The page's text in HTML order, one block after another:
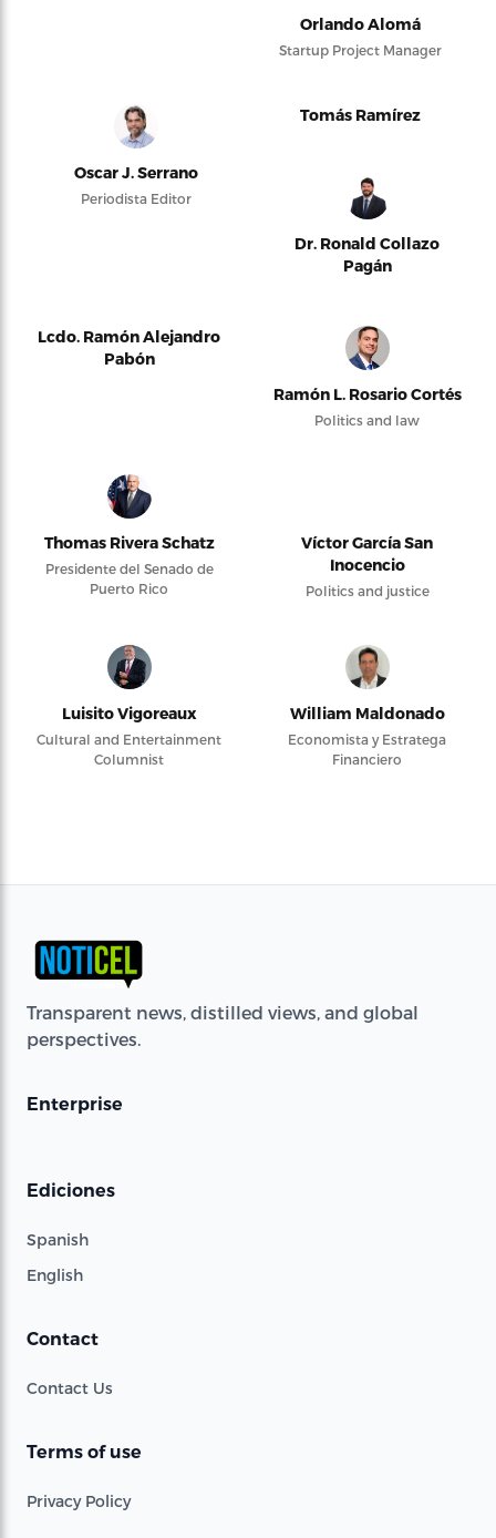
Orlando Alomá
Startup Project Manager
Oscar J. Serrano
Periodista Editor
Tomás Ramírez
Dr. Ronald Collazo
Pagán
Lcdo. Ramón Alejandro
Pabón
Ramón L. Rosario Cortés
Politics and law
Thomas Rivera Schatz
Presidente del Senado de
Puerto Rico
Víctor García San
Inocencio
Politics and justice
Luisito Vigoreaux
Cultural and Entertainment
Columnist
William Maldonado
Economista y Estratega
Financiero
Transparent news, distilled views, and global
perspectives.
Enterprise
Ediciones
Spanish
English
Contact
Contact Us
Terms of use
Privacy Policy